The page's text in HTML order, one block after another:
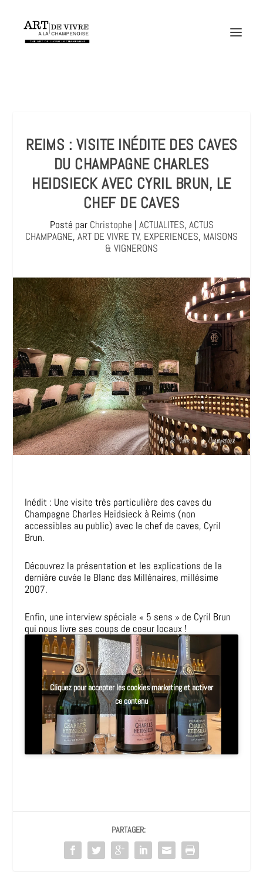
REIMS : VISITE INÉDITE DES CAVES
DU CHAMPAGNE CHARLES
HEIDSIECK AVEC CYRIL BRUN, LE
CHEF DE CAVES
Posté par Christophe | ACTUALITES, ACTUS
CHAMPAGNE, ART DE VIVRE TV, EXPERIENCES, MAISONS
& VIGNERONS
Inédit : Une visite très particulière des caves du
Champagne Charles Heidsieck à Reims (non
accessibles au public) avec le chef de caves, Cyril
Brun.
Découvrez la présentation et les explications de la
dernière cuvée le Blanc des Millénaires, millésime
2007.
Enfin, une interview spéciale « 5 sens » de Cyril Brun
qui nous livre ses coups de coeur locaux !
Cliquez pour accepter les cookies marketing et activer
ce contenu
PARTAGER: